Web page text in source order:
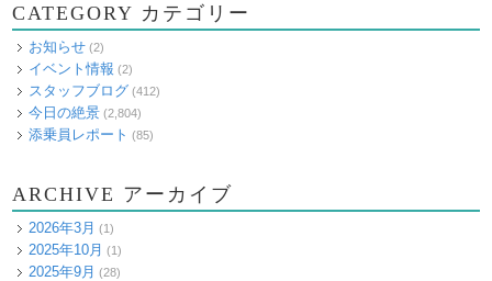
CATEGORY カテゴリー
お知らせ (2)
イベント情報 (2)
スタッフブログ (412)
今日の絶景 (2,804)
添乗員レポート (85)
ARCHIVE アーカイブ
2026年3月 (1)
2025年10月 (1)
2025年9月 (28)